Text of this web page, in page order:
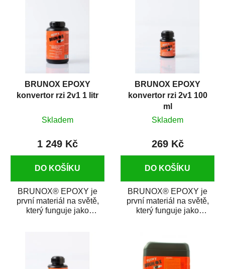
BRUNOX EPOXY
konvertor rzi 2v1 1 litr
Skladem
1 249 Kč
DO KOŠÍKU
BRUNOX® EPOXY je
první materiál na světě,
který funguje jako
BRUNOX EPOXY
konvertor rzi 2v1 100
ml
Skladem
269 Kč
DO KOŠÍKU
BRUNOX® EPOXY je
první materiál na světě,
který funguje jako